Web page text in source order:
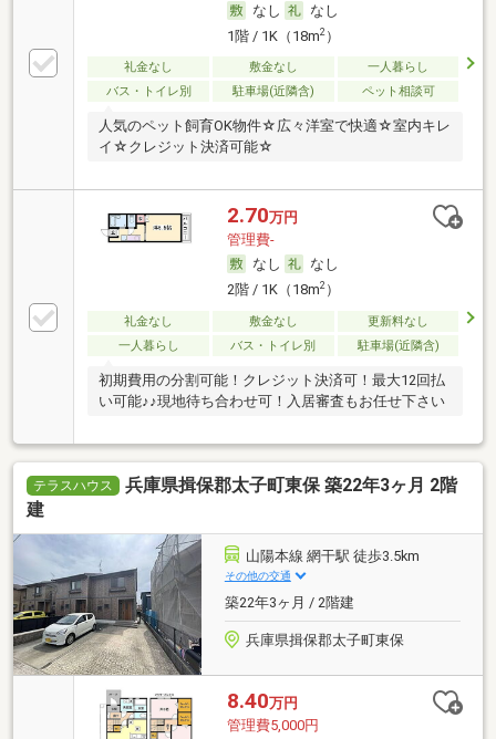
なし
なし
1階 / 1K（18m2）
礼金なし 敷金なし
一人暮らし
バス・トイレ別
駐車場(近隣含) ペット相談可
人気のペット飼育OK物件☆広々洋室で快適☆室内キレ
イ☆クレジット決済可能☆
2.70万円
管理費-
なし
なし
2階 / 1K（18m2）
礼金なし 敷金なし
更新料なし
一人暮らし
バス・トイレ別 駐車場(近隣含)
初期費用の分割可能！クレジット決済可！最大12回払
い可能♪♪現地待ち合わせ可！入居審査もお任せ下さい
テラスハウス
兵庫県揖保郡太子町東保 築22年3ヶ月 2階
建
山陽本線 網干駅 徒歩3.5km
その他の交通
築22年3ヶ月 / 2階建
兵庫県揖保郡太子町東保
8.40万円
管理費5,000円